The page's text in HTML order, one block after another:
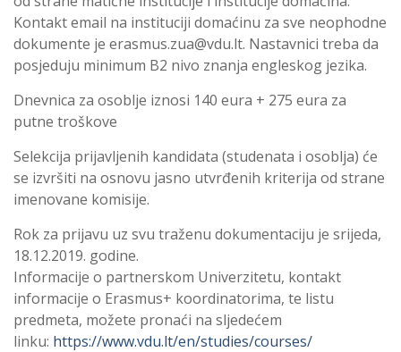
Kontakt email na instituciji domaćinu za sve neophodne
dokumente je erasmus.zua@vdu.lt. Nastavnici treba da
posjeduju minimum B2 nivo znanja engleskog jezika.
Dnevnica za osoblje iznosi 140 eura + 275 eura za
putne troškove
Selekcija prijavljenih kandidata (studenata i osoblja) će
se izvršiti na osnovu jasno utvrđenih kriterija od strane
imenovane komisije.
Rok za prijavu uz svu traženu dokumentaciju je srijeda,
18.12.2019. godine.
Informacije o partnerskom Univerzitetu, kontakt
informacije o Erasmus+ koordinatorima, te listu
predmeta, možete pronaći na sljedećem
linku: https://www.vdu.lt/en/studies/courses/